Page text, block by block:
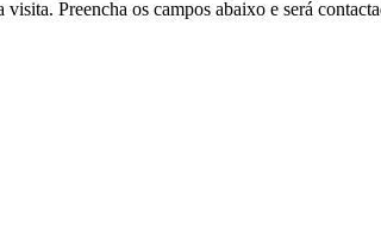
Preencha os campos abaixo e será